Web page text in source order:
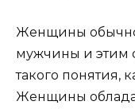
Женщины обычно
мужчины и этим
такого понятия,
Женщины